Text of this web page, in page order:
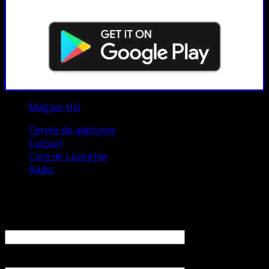
Magyar HU
Cerere de adeziune
Cursuri
Curs de Liturghie
Radio